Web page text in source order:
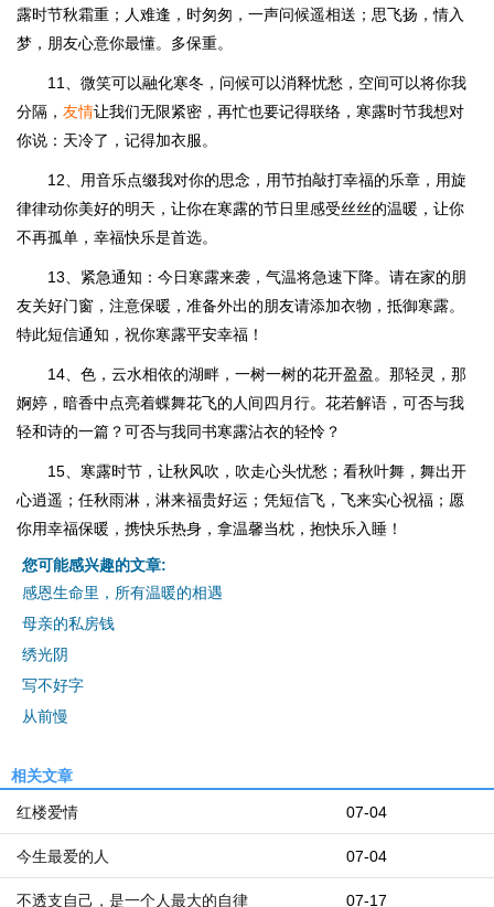
露时节秋霜重；人难逢，时匆匆，一声问候遥相送；思飞扬，情入
梦，朋友心意你最懂。多保重。
11、微笑可以融化寒冬，问候可以消释忧愁，空间可以将你我
分隔， 友情让我们无限紧密，再忙也要记得联络，寒露时节我想对
你说：天冷了，记得加衣服。
12、用音乐点缀我对你的思念，用节拍敲打幸福的乐章，用旋
律律动你美好的明天，让你在寒露的节日里感受丝丝的温暖，让你
不再孤单，幸福快乐是首选。
13、紧急通知：今日寒露来袭，气温将急速下降。请在家的朋
友关好门窗，注意保暖，准备外出的朋友请添加衣物，抵御寒露。
特此短信通知，祝你寒露平安幸福！
14、色，云水相依的湖畔，一树一树的花开盈盈。那轻灵，那
婀婷，暗香中点亮着蝶舞花飞的人间四月行。花若解语，可否与我
轻和诗的一篇？可否与我同书寒露沾衣的轻怜？
15、寒露时节，让秋风吹，吹走心头忧愁；看秋叶舞，舞出开
心逍遥；任秋雨淋，淋来福贵好运；凭短信飞，飞来实心祝福；愿
你用幸福保暖，携快乐热身，拿温馨当枕，抱快乐入睡！
您可能感兴趣的文章:
感恩生命里，所有温暖的相遇
母亲的私房钱
绣光阴
写不好字
从前慢
相关文章
07-04
红楼爱情
07-04
今生最爱的人
07-17
不透支自己，是一个人最大的自律